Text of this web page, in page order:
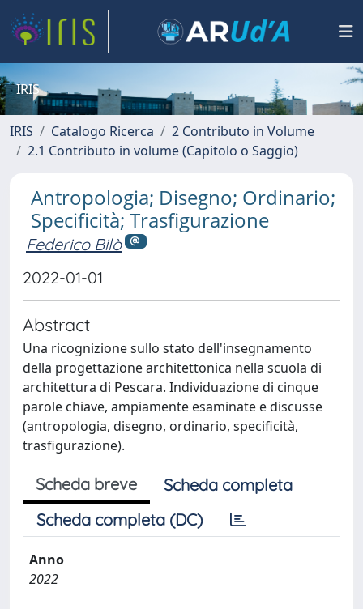
IRIS
IRIS Catalogo Ricerca
2 Contributo in Volume
2.1 Contributo in volume (Capitolo o Saggio)
Antropologia; Disegno; Ordinario;
Specificità; Trasfigurazione
Federico Bilò
2022-01-01
Abstract
Una ricognizione sullo stato dell'insegnamento
della progettazione architettonica nella scuola di
architettura di Pescara. Individuazione di cinque
parole chiave, ampiamente esaminate e discusse
(antropologia, disegno, ordinario, specificità,
trasfigurazione).
Scheda breve
Scheda completa
Scheda completa (DC)
Anno
2022